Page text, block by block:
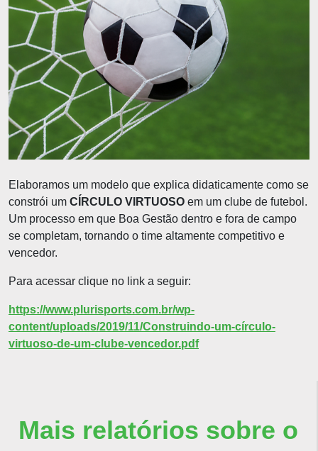
Elaboramos um modelo que explica didaticamente como se
constrói um CÍRCULO VIRTUOSO em um clube de futebol.
Um processo em que Boa Gestão dentro e fora de campo
se completam, tornando o time altamente competitivo e
vencedor.
Para acessar clique no link a seguir:
https://www.plurisports.com.br/wp-
content/uploads/2019/11/Construindo-um-círculo-
virtuoso-de-um-clube-vencedor.pdf
Mais relatórios sobre o